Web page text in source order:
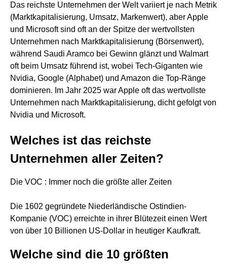
Das reichste Unternehmen der Welt variiert je nach Metrik
(Marktkapitalisierung, Umsatz, Markenwert), aber Apple
und Microsoft sind oft an der Spitze der wertvollsten
Unternehmen nach Marktkapitalisierung (Börsenwert),
während Saudi Aramco bei Gewinn glänzt und Walmart
oft beim Umsatz führend ist, wobei Tech-Giganten wie
Nvidia, Google (Alphabet) und Amazon die Top-Ränge
dominieren. Im Jahr 2025 war Apple oft das wertvollste
Unternehmen nach Marktkapitalisierung, dicht gefolgt von
Nvidia und Microsoft.
Welches ist das reichste
Unternehmen aller Zeiten?
Die VOC : Immer noch die größte aller Zeiten
Die 1602 gegründete Niederländische Ostindien-
Kompanie (VOC) erreichte in ihrer Blütezeit einen Wert
von über 10 Billionen US-Dollar in heutiger Kaufkraft.
Welche sind die 10 größten